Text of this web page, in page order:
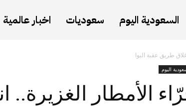
السعودية اليوم سعوديات اخبار عالمية
طريق عقبة البوا
اليوم
الأمطار الغزيرة..